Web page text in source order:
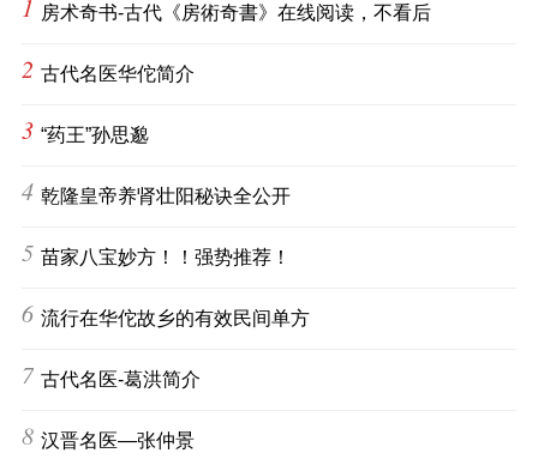
1 房术奇书-古代《房術奇書》在线阅读，不看后
2 古代名医华佗简介
3 “药王”孙思邈
4 乾隆皇帝养肾壮阳秘诀全公开
5 苗家八宝妙方！！强势推荐！
6 流行在华佗故乡的有效民间单方
7 古代名医-葛洪简介
8 汉晋名医—张仲景